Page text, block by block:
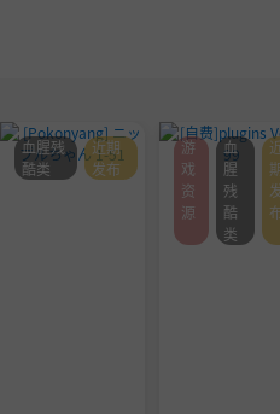
血腥残
酷类
近期
发布
游
戏
资
源
血
腥
残
酷
类